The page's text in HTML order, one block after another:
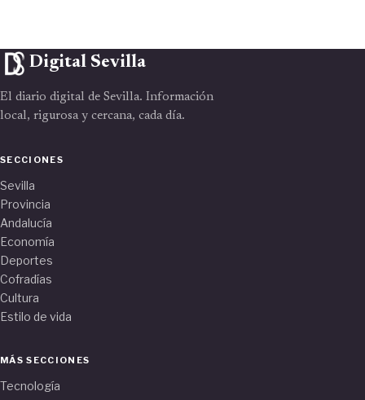
Digital Sevilla
El diario digital de Sevilla. Información
local, rigurosa y cercana, cada día.
SECCIONES
Sevilla
Provincia
Andalucía
Economía
Deportes
Cofradías
Cultura
Estilo de vida
MÁS SECCIONES
Tecnología